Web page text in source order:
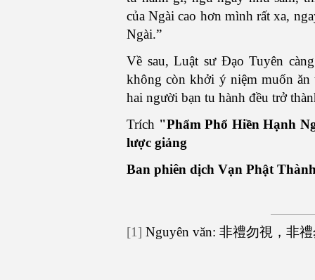
của Ngài cao hơn mình rất xa,
Ngài.”
Về sau, Luật sư Đạo Tuyên
không còn khởi ý niệm muốn ăn
hai người bạn tu hành đều trở
Trích "Phẩm Phổ Hiền Hạnh
lược giảng
Ban phiên dịch Vạn Phật
[1] Nguyên văn: 非禮勿視，非